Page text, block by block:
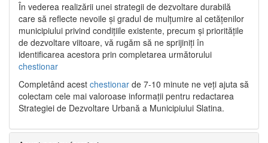
În vederea realizării unei strategii de dezvoltare durabilă
care să reflecte nevoile și gradul de mulțumire al cetățenilor
municipiului privind condițiile existente, precum și prioritățile
de dezvoltare viitoare, vă rugăm să ne sprijiniți în
identificarea acestora prin completarea următorului
chestionar
Completând acest chestionar de 7-10 minute ne veți ajuta să
colectam cele mai valoroase informații pentru redactarea
Strategiei de Dezvoltare Urbană a Municipiului Slatina.